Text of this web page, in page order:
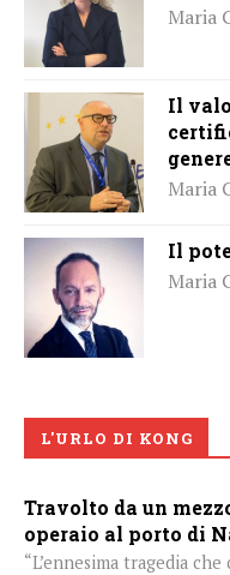
Maria
Il
Maria
Il
Maria
L'URLO DI KONG
Travolto da un
operaio al porto di
“L’ennesima tragedia